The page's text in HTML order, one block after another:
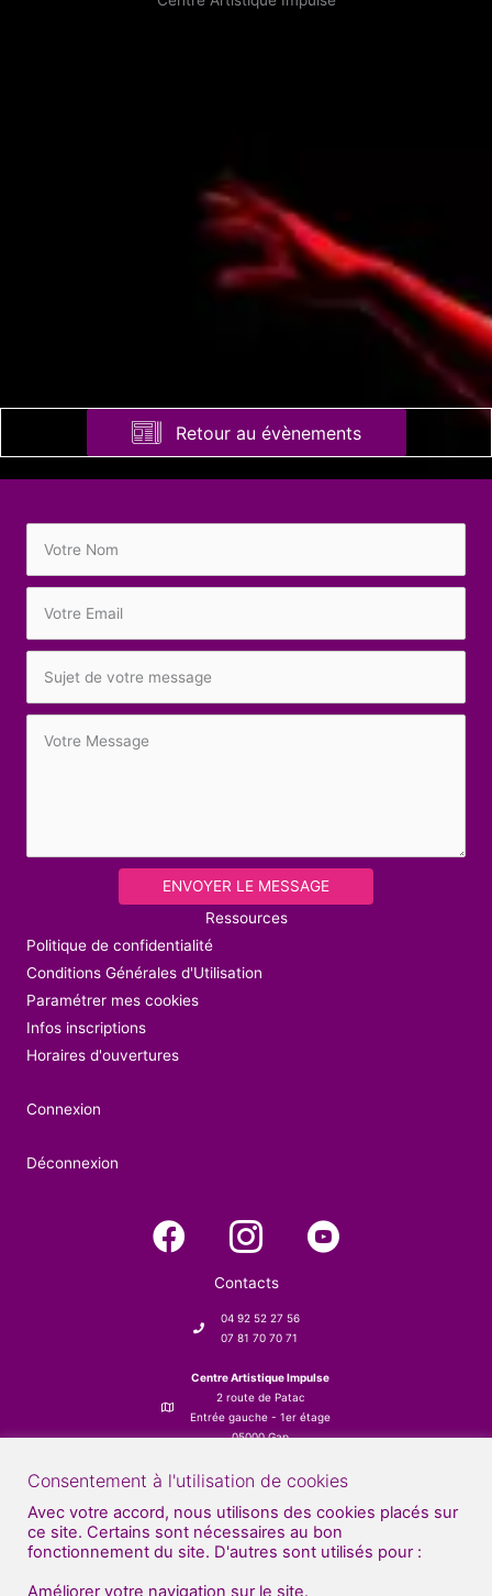
Retour au évènements
ENVOYER LE MESSAGE
Ressources
Politique de confidentialité
Conditions Générales d'Utilisation
Paramétrer mes cookies
Infos inscriptions
Horaires d'ouvertures
Connexion
Déconnexion
Contacts
04 92 52 27 56
07 81 70 70 71
Centre Artistique Impulse
2 route de Patac
Entrée gauche - 1er étage
05000 Gap
Consentement à l'utilisation de cookies
Avec votre accord, nous utilisons des cookies placés sur
ce site. Certains sont nécessaires au bon
fonctionnement du site. D'autres sont utilisés pour :
Améliorer votre navigation sur le site.